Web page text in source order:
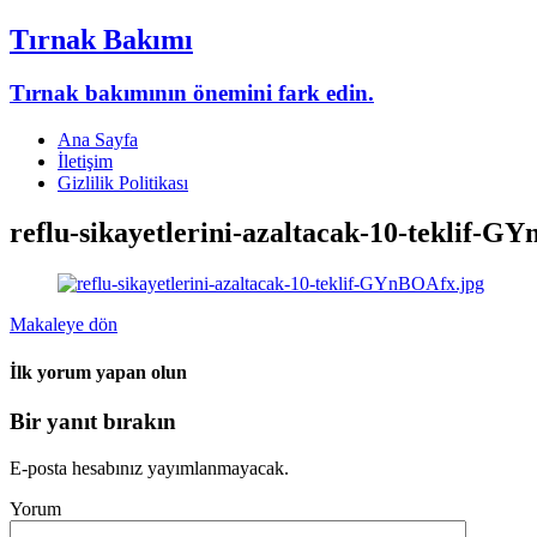
Tırnak Bakımı
Tırnak bakımının önemini fark edin.
Ana Sayfa
İletişim
Gizlilik Politikası
reflu-sikayetlerini-azaltacak-10-teklif-
Makaleye dön
İlk yorum yapan olun
Bir yanıt bırakın
E-posta hesabınız yayımlanmayacak.
Yorum